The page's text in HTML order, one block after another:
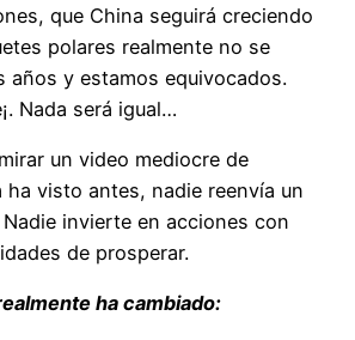
que China seguirá creciendo
polares realmente no se
años y estamos equivocados.
Nada será igual…
un video mediocre de
ha visto antes, nadie reenvía un
invierte en acciones con
de prosperar.
ha cambiado: